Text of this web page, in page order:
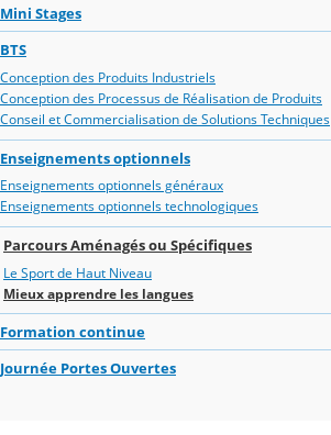
Mini Stages
BTS
Conception des Produits Industriels
Conception des Processus de Réalisation de Produits
Conseil et Commercialisation de Solutions Techniques
Enseignements optionnels
Enseignements optionnels généraux
Enseignements optionnels technologiques
Parcours Aménagés ou Spécifiques
Le Sport de Haut Niveau
Mieux apprendre les langues
Formation continue
Journée Portes Ouvertes